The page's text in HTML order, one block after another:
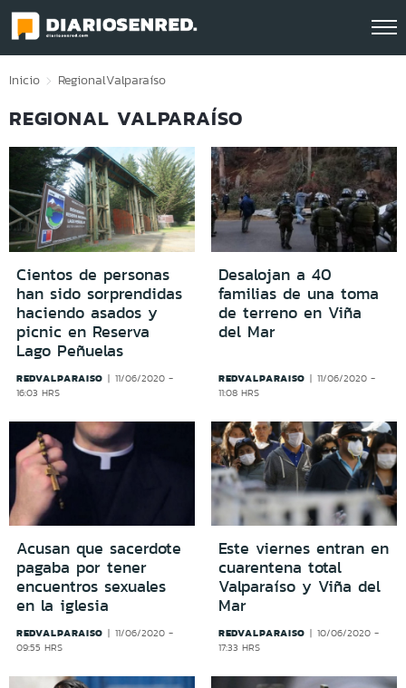
Click acá para ir directamente al contenido
Inicio RegionalValparaíso
REGIONAL VALPARAÍSO
Cientos de personas
han sido sorprendidas
haciendo asados y
picnic en Reserva
Lago Peñuelas
REDVALPARAISO
11/06/2020 -
16:03 HRS
Desalojan a 40
familias de una toma
de terreno en Viña
del Mar
REDVALPARAISO
11/06/2020 -
11:08 HRS
Acusan que sacerdote
pagaba por tener
encuentros sexuales
en la iglesia
REDVALPARAISO
11/06/2020 -
09:55 HRS
Este viernes entran en
cuarentena total
Valparaíso y Viña del
Mar
REDVALPARAISO
10/06/2020 -
17:33 HRS